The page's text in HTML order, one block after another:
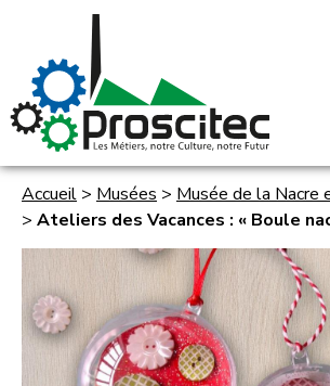
Accueil > Musées > Musée de la
> Ateliers des Vacances : « Boule